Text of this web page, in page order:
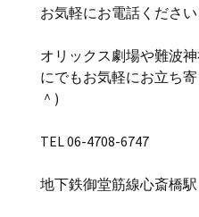
お気軽にお電話くださ
オリックス劇場や難波
にでもお気軽にお立ち
＾)
TEL 06-4708-6747
地下鉄御堂筋線心斎橋